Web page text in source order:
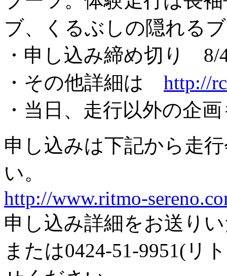
ブ、くるぶしの隠れる
・申し込み締め切り 8/
・その他詳細は http://
・当日、走行以外の企
申し込みは下記から走
い。
http://www.ritmo-
申し込み詳細をお送り
または0424-51-9951(リ